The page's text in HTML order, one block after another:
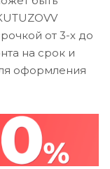
от 3-х до
на срок и
оформления